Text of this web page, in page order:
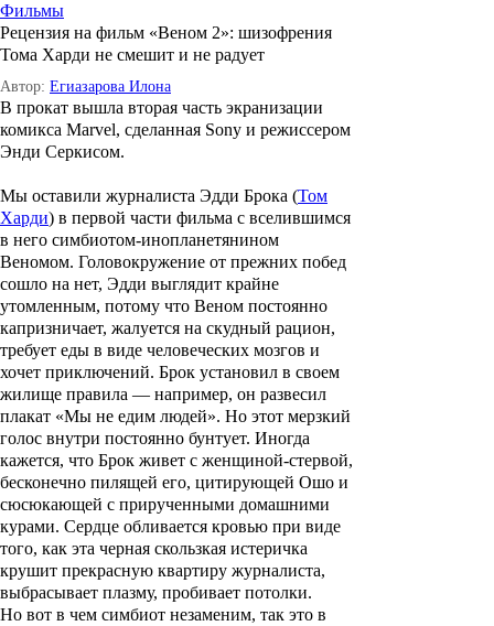
Фильмы
Рецензия на фильм «Веном 2»: шизофрения
Тома Харди не смешит и не радует
Автор: Егиазарова Илона
В прокат вышла вторая часть экранизации
комикса Marvel, сделанная Sony и режиссером
Энди Серкисом.
Мы оставили журналиста Эдди Брока (Том
Харди) в первой части фильма с вселившимся
в него симбиотом-инопланетянином
Веномом. Головокружение от прежних побед
сошло на нет, Эдди выглядит крайне
утомленным, потому что Веном постоянно
капризничает, жалуется на скудный рацион,
требует еды в виде человеческих мозгов и
хочет приключений. Брок установил в своем
жилище правила — например, он развесил
плакат «Мы не едим людей». Но этот мерзкий
голос внутри постоянно бунтует. Иногда
кажется, что Брок живет с женщиной-стервой,
бесконечно пилящей его, цитирующей Ошо и
сюсюкающей с прирученными домашними
курами. Сердце обливается кровью при виде
того, как эта черная скользкая истеричка
крушит прекрасную квартиру журналиста,
выбрасывает плазму, пробивает потолки.
Но вот в чем симбиот незаменим, так это в